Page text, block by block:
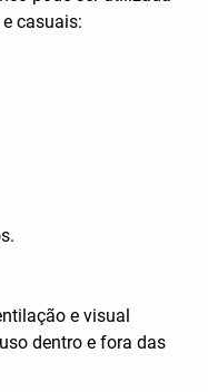
casuais:
e visual
dentro e fora das